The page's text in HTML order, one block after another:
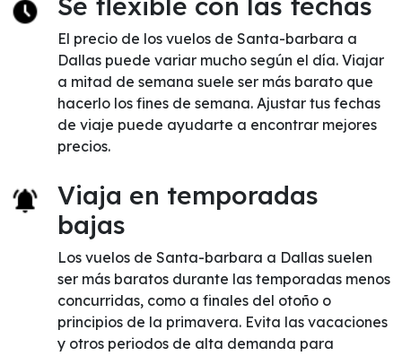
El precio de los vuelos de Santa-barbara a
Dallas puede variar mucho según el día. Viajar
a mitad de semana suele ser más barato que
hacerlo los fines de semana. Ajustar tus fechas
de viaje puede ayudarte a encontrar mejores
precios.
Viaja en temporadas
bajas
Los vuelos de Santa-barbara a Dallas suelen
ser más baratos durante las temporadas menos
concurridas, como a finales del otoño o
principios de la primavera. Evita las vacaciones
y otros periodos de alta demanda para